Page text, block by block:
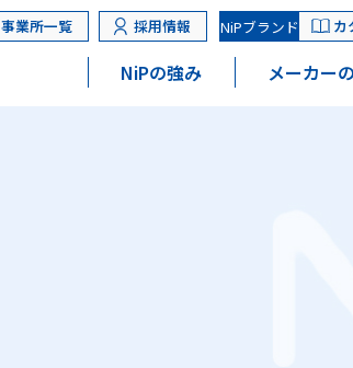
事業所一覧 採用情報 NiPブランド カ
NiPの強み メーカー